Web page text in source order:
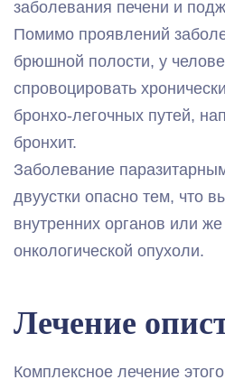
заболевания печени и
Помимо проявлений
брюшной полости, у
спровоцировать
бронхо-легочных путей,
бронхит.
Заболевание
двуустки опасно тем, что
внутренних органов или
онкологической опухоли.
Лечение
Комплексное лечение